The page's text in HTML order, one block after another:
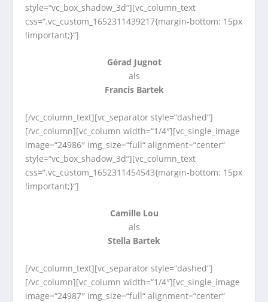
style=“vc_box_shadow_3d“][vc_column_text
css=“.vc_custom_1652311439217{margin-bottom: 15px
!important;}“]
Gérad Jugnot
als
Francis Bartek
[/vc_column_text][vc_separator style=“dashed“]
[/vc_column][vc_column width=“1/4″][vc_single_image
image=“24986″ img_size=“full“ alignment=“center“
style=“vc_box_shadow_3d“][vc_column_text
css=“.vc_custom_1652311454543{margin-bottom: 15px
!important;}“]
Camille Lou
als
Stella Bartek
[/vc_column_text][vc_separator style=“dashed“]
[/vc_column][vc_column width=“1/4″][vc_single_image
image=“24987″ img_size=“full“ alignment=“center“